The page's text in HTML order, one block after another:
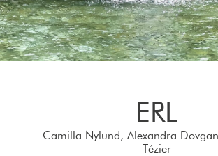
ERL
Camilla Nylund, Alexandra
Tézier